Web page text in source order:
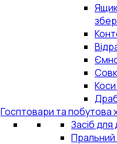
Госптовари та побутова
Засіб для